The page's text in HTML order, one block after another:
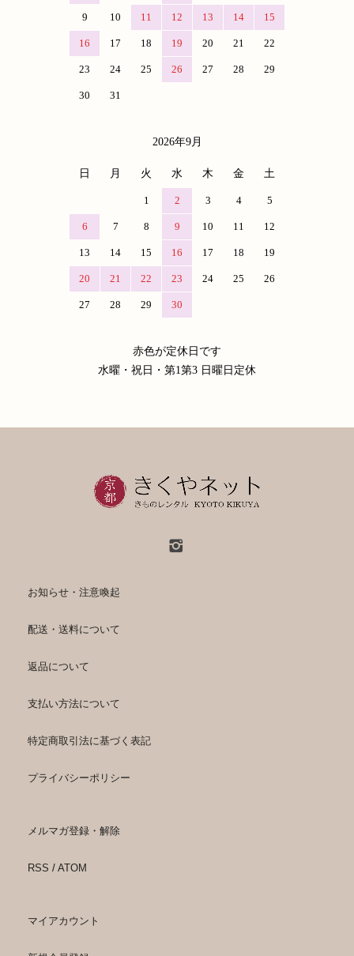
9 10 11 12 13 14 15
16 17 18 19 20 21 22
23 24 25 26 27 28 29
30 31
2026年9月
日 月 火 水 木 金 土
1 2 3 4 5
6 7 8 9 10 11 12
13 14 15 16 17 18 19
20 21 22 23 24 25 26
27 28 29 30
赤色が定休日です
水曜・祝日・第1第3 日曜日定休
お知らせ・注意喚起
配送・送料について
返品について
支払い方法について
特定商取引法に基づく表記
プライバシーポリシー
メルマガ登録・解除
RSS / ATOM
マイアカウント